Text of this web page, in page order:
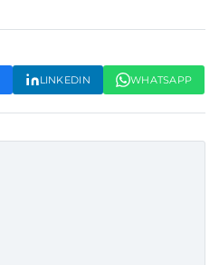
LINKEDIN WHATSAPP